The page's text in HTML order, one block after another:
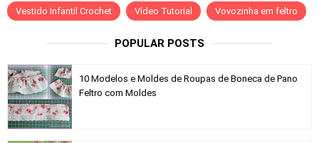
Vestido Infantil Crochet Vídeo Tutorial Vovozinha em feltro
POPULAR POSTS
10 Modelos e Moldes de Roupas de Boneca de Pano
Feltro com Moldes